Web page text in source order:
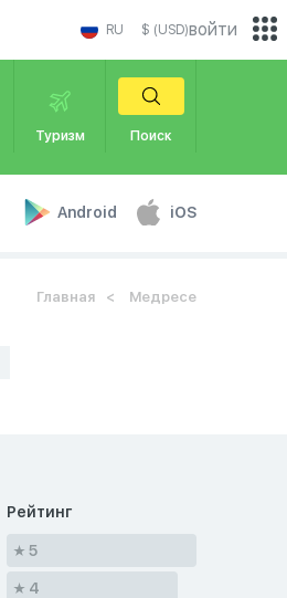
RU $ (USD)
Туризм Поиск
Android iOS
войти
Главная Медресе
Рейтинг
5
4